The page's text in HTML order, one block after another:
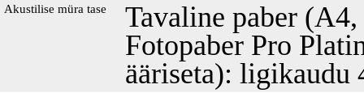
Akustilise müra tase
Tavaline paber
Fotopaber Pro
ääriseta): ligikaudu